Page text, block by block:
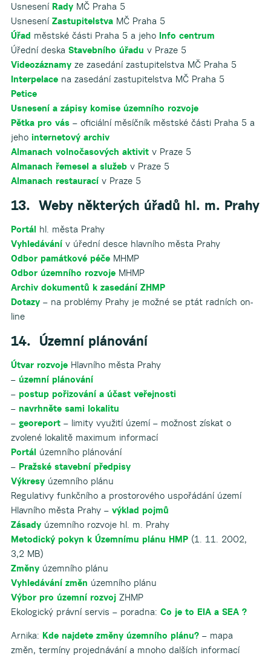
Usnesení RadyMČ Praha 5
Usnesení ZastupitelstvaMČ Praha 5
Úřad městské části Praha 5 a jeho Info centrum
Úřední deska Stavebního úřadu v Praze 5
Videozáznamyze zasedání zastupitelstva MČ Praha 5
Interpelacena zasedání zastupitelstva MČ Praha 5
Petice
Usnesení a zápisy komise územního rozvoje
Pětka pro vás– oficiální měsíčník městské části Praha 5 a
jeho internetový archiv
Almanach volnočasových aktivitv Praze 5
Almanach řemesel a služebv Praze 5
Almanach restauracív Praze 5
13. Weby některých úřadů hl. m. Prahy
Portál hl. města Prahy
Vyhledávánív úřední desce hlavního města Prahy
Odbor památkové péčeMHMP
Odbor územního rozvojeMHMP
Archiv dokumentů k zasedání ZHMP
Dotazy– na problémy Prahy je možné se ptát radních on-
line
14. Územní plánování
Útvar rozvojeHlavního města Prahy
– územní plánování
– postup pořizování a účast veřejnosti
– navrhněte sami lokalitu
– georeport– limity využití území – možnost získat o
zvolené lokalitě maximum informací
Portál územního plánování
– Pražské stavební předpisy
Výkresyúzemního plánu
Regulativy funkčního a prostorového uspořádání území
Hlavního města Prahy – výklad pojmů
Zásadyúzemního rozvoje hl. m. Prahy
Metodický pokyn k Územnímu plánu HMP(1. 11. 2002,
3,2 MB)
Změnyúzemního plánu
Vyhledávání změn územního plánu
Výbor pro územní rozvojZHMP
Ekologický právní servis – poradna: Co je to EIA a SEA ?
Arnika: Kde najdete změny územního plánu?– mapa
změn, termíny projednávání a mnoho dalších informací